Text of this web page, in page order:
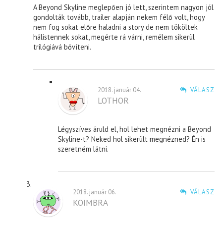
A Beyond Skyline meglepően jó lett, szerintem nagyon jól
gondolták tovább, trailer alapján nekem félő volt, hogy
nem fog sokat előre haladni a story de nem tököltek
hálistennek sokat, megérte rá várni, remélem sikerül
trilógiává bővíteni.
VÁLASZ
2018. január 04.
LOTHOR
Légyszíves áruld el, hol lehet megnézni a Beyond
Skyline-t? Neked hol sikerült megnézned? Én is
szeretném látni.
VÁLASZ
2018. január 06.
KOIMBRA